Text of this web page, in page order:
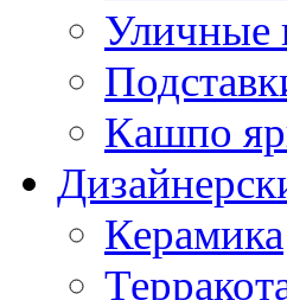
Уличные
Кашпо
Керамика